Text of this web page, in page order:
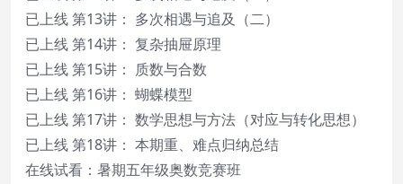
已上线 第13讲： 多次相遇与追及（二）
已上线 第14讲： 复杂抽屉原理
已上线 第15讲： 质数与合数
已上线 第16讲： 蝴蝶模型
已上线 第17讲： 数学思想与方法（对应与转化思想）
已上线 第18讲： 本期重、难点归纳总结
在线试看：暑期五年级奥数竞赛班